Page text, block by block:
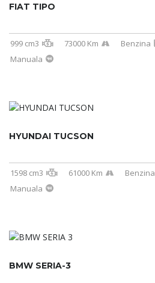
FIAT TIPO
999 cm3 73000 Km Benzina
Manuala
HYUNDAI TUCSON
1598 cm3 61000 Km Benzina
Manuala
BMW SERIA-3